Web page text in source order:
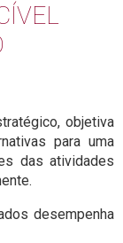
objetiva
para uma
das atividades
desempenha